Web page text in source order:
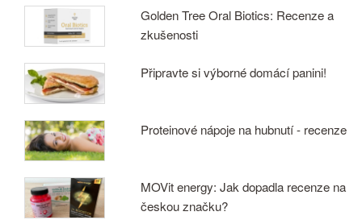
Golden Tree Oral Biotics: Recenze a
zkušenosti
Připravte si výborné domácí panini!
Proteinové nápoje na hubnutí - recenze
MOVit energy: Jak dopadla recenze na
českou značku?